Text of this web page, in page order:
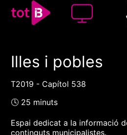
00:00 00:00
1x
Illes i pobles
T2019 - Capítol 538
🕓 25 minuts
Espai dedicat a la informació
continguts municipalistes.